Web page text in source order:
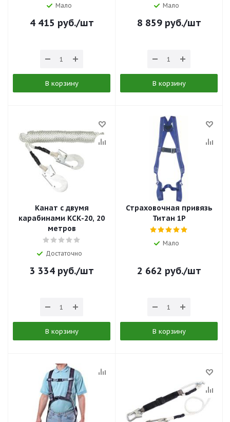
Мало
4 415 руб./шт
В корзину
Мало
8 859руб./шт
В корзину
Канат с двумя
карабинами КСК-20, 20
метров
Достаточно
3 334руб./шт
В корзину
Страховочная привязь
Титан 1Р
Мало
2 662 руб./шт
В корзину